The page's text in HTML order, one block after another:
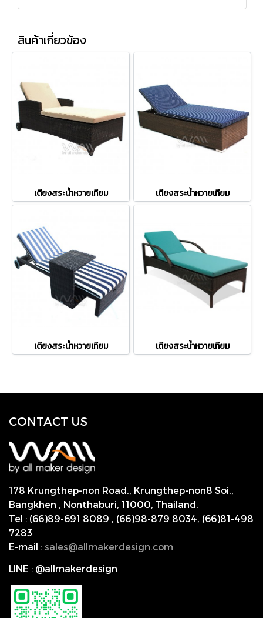
สินค้าเกี่ยวข้อง
เตียงสระน้ำหวายเทียม เตียงสระน้ำหวายเทียม
เตียงสระน้ำหวายเทียม เตียงสระน้ำหวายเทียม
CONTACT US
178 Krungthep-non Road., Krungthep-non8 Soi.,
Bangkhen , Nonthaburi, 11000, Thailand.
Tel : (66)89-691 8089 , (66)98-879 8034, (66)81-498
7283
E-mail : sales@allmakerdesign.com
LINE : @allmakerdesign